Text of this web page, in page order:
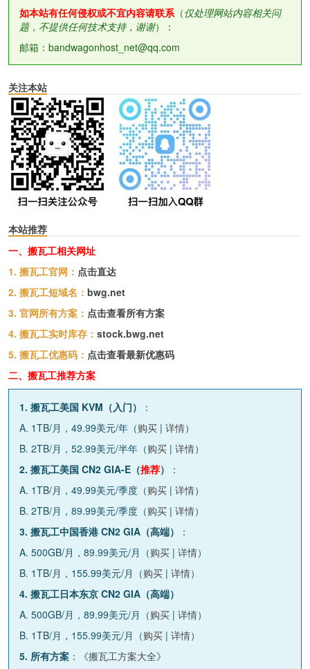
如本站有任何侵权或不宜内容请联系（仅处理网站内容相关问
题，不提供任何技术支持，谢谢）：
邮箱：bandwagonhost_net@qq.com
关注本站
本站推荐
一、搬瓦工相关网址
1. 搬瓦工官网： 点击直达
2. 搬瓦工短域名： bwg.net
3. 官网所有方案： 点击查看所有方案
4. 搬瓦工实时库存： stock.bwg.net
5. 搬瓦工优惠码： 点击查看最新优惠码
二、搬瓦工推荐方案
1. 搬瓦工美国 KVM（入门）
：
A. 1TB/月，49.99美元/年（购买 | 详情）
B. 2TB/月，52.99美元/半年（购买 | 详情）
2. 搬瓦工美国 CN2 GIA-E（推荐）
：
A. 1TB/月，49.99美元/季度（购买 | 详情）
B. 2TB/月，89.99美元/季度（购买 | 详情）
3. 搬瓦工中国香港 CN2 GIA（高端）
：
A. 500GB/月，89.99美元/月（购买 | 详情）
B. 1TB/月，155.99美元/月（购买 | 详情）
4. 搬瓦工日本东京 CN2 GIA（高端）
A. 500GB/月，89.99美元/月（购买 | 详情）
B. 1TB/月，155.99美元/月（购买 | 详情）
5. 所有方案 ：《搬瓦工方案大全》